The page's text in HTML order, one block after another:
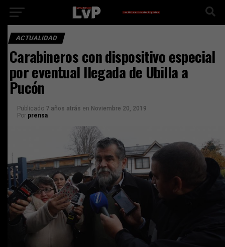
ACTUALIDAD
Carabineros con dispositivo especial
por eventual llegada de Ubilla a
Pucón
Publicado 7 años atrás en Noviembre 20, 2019
Por prensa